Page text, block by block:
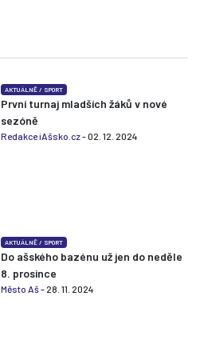
AKTUÁLNĚ / SPORT
První turnaj mladších žáků v nové
sezóně
Redakce iAšsko.cz- 02. 12. 2024
AKTUÁLNĚ / SPORT
Do ašského bazénu už jen do neděle
8. prosince
Město Aš- 28. 11. 2024